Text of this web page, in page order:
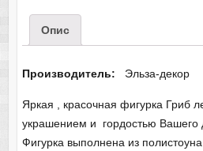
Опис
Производитель: Эльза-декор
Яркая , красочная фигурка Гриб
украшением и гордостью Вашего
Фигурка выполнена из